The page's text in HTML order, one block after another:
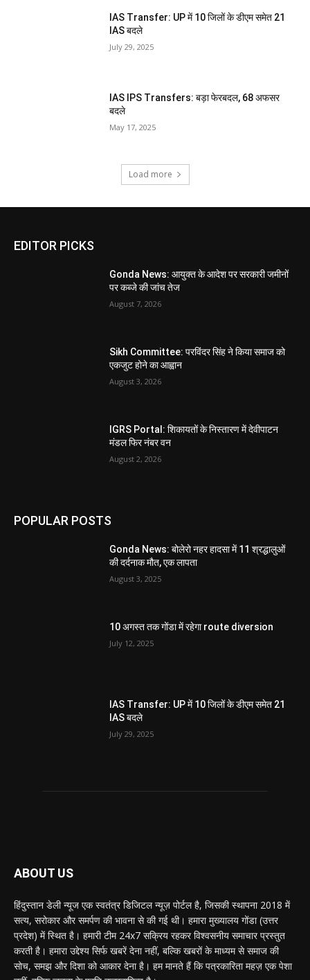
IAS Transfer: UP में 10 जिलों के डीएम समेत 21
IAS बदले
July 29, 2025
IAS IPS Transfers: बड़ा फेरबदल, 68 अफसर
बदले
May 17, 2025
Load more
EDITOR PICKS
Gonda News: आयुक्त के आदेश पर सरकारी जमीनों
पर कब्जे की जांच तेज
August 7, 2026
Sikh Committee: परविंदर सिंह ने किया समाज को
एकजुट होने का आह्वान
August 3, 2026
IGRS Portal: शिकायतों के निस्तारण में देवीपाटन
मंडल फिर नंबर वन
August 2, 2026
POPULAR POSTS
Gonda News: बोलेरो नहर हादसा में 11 श्रद्धालुओं
की दर्दनाक मौत, एक लापता
August 3, 2025
10 अगस्त तक गोंडा में रहेगा route diversion
July 12, 2025
IAS Transfer: UP में 10 जिलों के डीएम समेत 21
IAS बदले
July 29, 2025
ABOUT US
हिंदुस्तान डेली न्यूज एक स्वतंत्र डिजिटल न्यूज़ पोर्टल है, जिसकी स्थापना 2018 में
सत्य, सरोकार और समर्पण की भावना से की गई थी। हमारा मुख्यालय गोंडा (उत्तर
प्रदेश) में स्थित है। हमारी टीम 24x7 सक्रिय रहकर विश्वसनीय समाचार प्रस्तुत
करती है। हमारा उद्देश्य सिर्फ खबरें देना नहीं, बल्कि खबरों के माध्यम से समाज की
सोच, समझ और दिशा को आकार देना है। हम मानते हैं कि पत्रकारिता महज़ एक पेशा